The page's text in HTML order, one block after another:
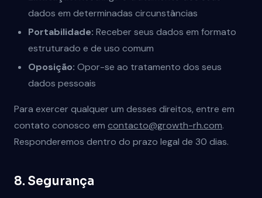
dados em determinadas circunstâncias
Portabilidade: Receber seus dados em formato
estruturado e de uso comum
Oposição: Opor-se ao tratamento dos seus
dados pessoais
Para exercer qualquer um desses direitos, entre em
contato conosco em contacto@growth-rh.com.
Responderemos dentro do prazo legal de 30 dias.
8. Segurança